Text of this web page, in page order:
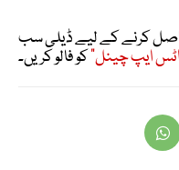
کرنے کے لیے ڈیلی سب
ایپ چینل"کو فالو کریں۔